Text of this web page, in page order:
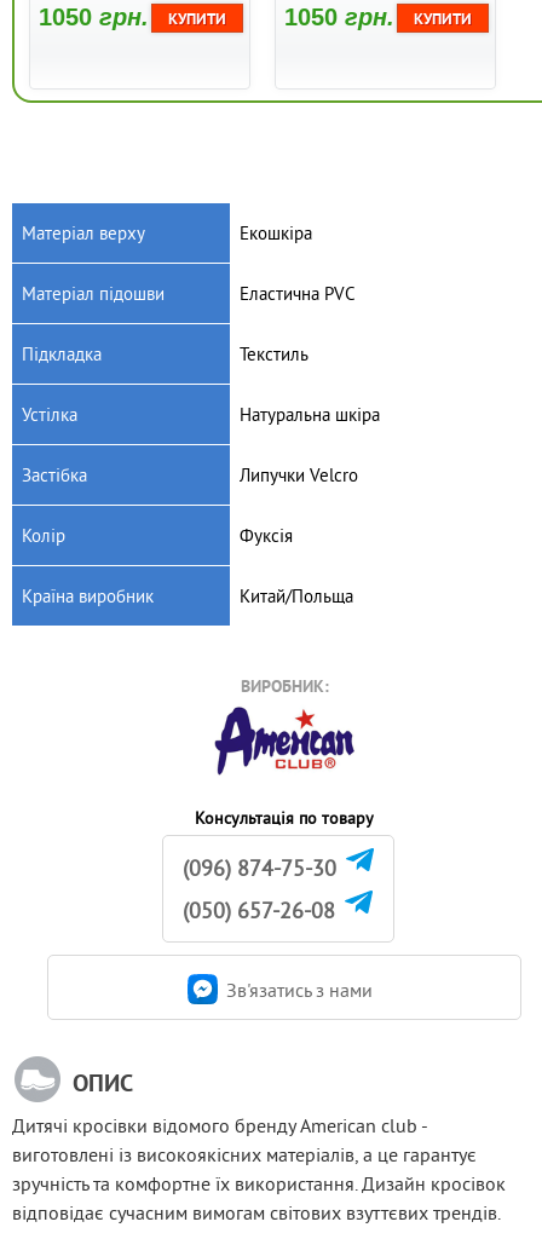
1050 грн. 1050 грн.
club 124/22-1 (рожевий)
1040грн.
club 124/22 (блакитний)
Матеріал верху Екошкіра
Матеріал підошви Еластична PVC
Підкладка Текстиль
Устілка Натуральна шкіра
Застібка Липучки Velcro
Колір Фуксія
Країна виробник Китай/Польща
ВИРОБНИК:
Консультація по товару
(096) 874-75-30
(050) 657-26-08
Зв'язатись з нами
ОПИС
Дитячі кросівки відомого бренду American club -
виготовлені із високоякісних матеріалів, а це гарантує
зручність та комфортне їх використання. Дизайн кросівок
відповідає сучасним вимогам світових взуттєвих трендів.